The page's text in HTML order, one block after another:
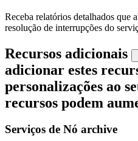
Receba relatórios detalhados que
resolução de interrupções do
Recursos adicionais
adicionar estes
personalizações ao
recursos podem
Serviços de Nó archive